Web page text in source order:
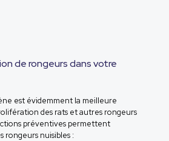
de rongeurs dans votre
est évidemment la meilleure
des rats et autres rongeurs
préventives permettent
rongeurs nuisibles :